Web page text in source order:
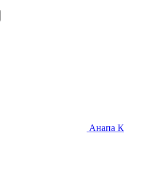
Анапа К